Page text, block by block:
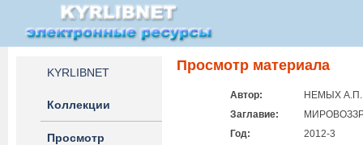
KYRLIBNET
Коллекции
Просмотр
Просмотр материала
Автор:
НЕМЫХ А.П.
Заглавие:
Год:
2012-3